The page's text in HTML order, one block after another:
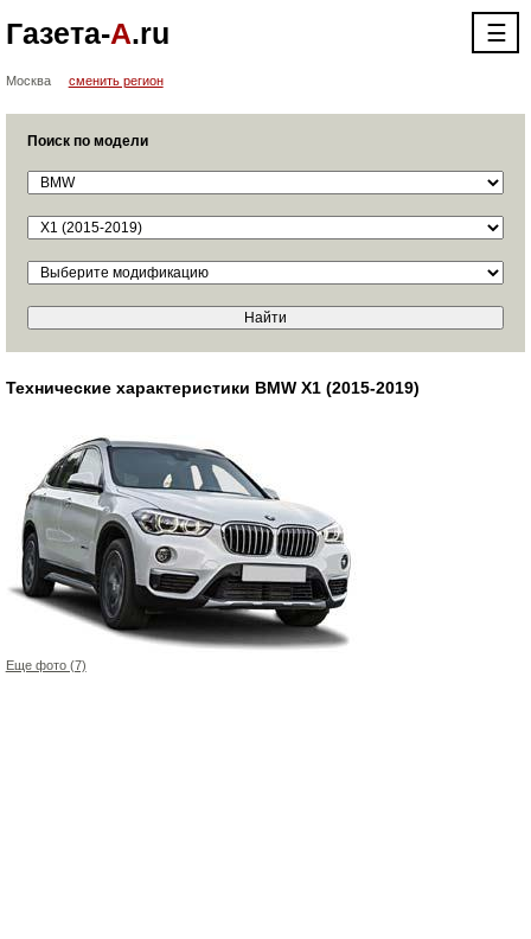
Газета-А.ru ☰
Москва сменить регион
Поиск по модели
Технические характеристики BMW X1 (2015-2019)
Еще фото (7)